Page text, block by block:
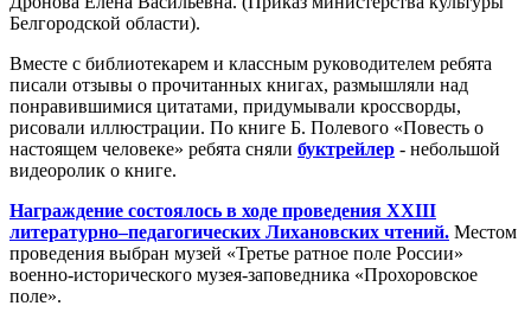
Белгородской области).
Вместе с библиотекарем и классным руководителем ребята
писали отзывы о прочитанных книгах, размышляли над
понравившимися цитатами, придумывали кроссворды,
рисовали иллюстрации. По книге Б. Полевого «Повесть о
настоящем человеке» ребята сняли буктрейлер - небольшой
видеоролик о книге.
Награждение состоялось в ходе проведения XXIII
литературно–педагогических Лихановских чтений. Местом
проведения выбран музей «Третье ратное поле России»
военно-исторического музея-заповедника «Прохоровское
поле».